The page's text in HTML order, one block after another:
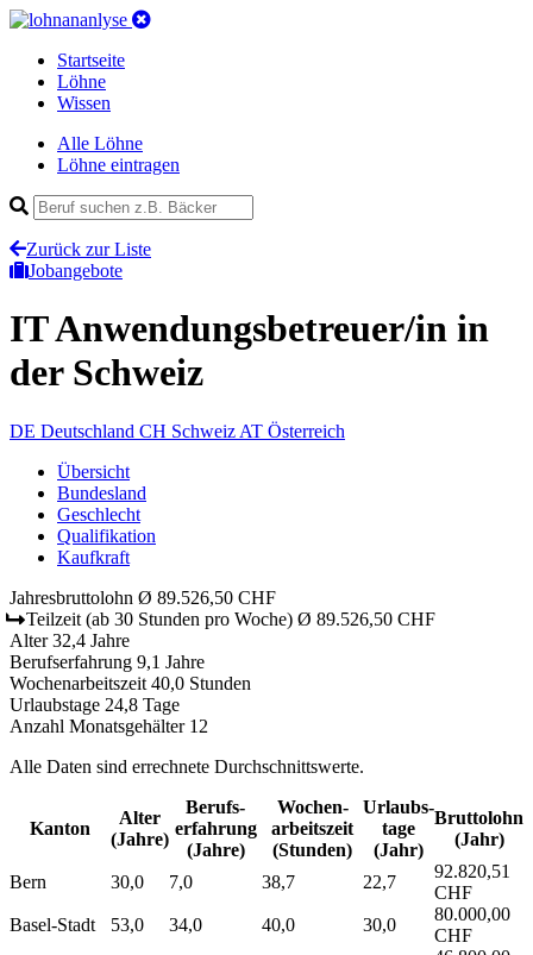
Startseite
Löhne
Wissen
Alle Löhne
Löhne eintragen
Zurück zur Liste
Jobangebote
IT Anwendungsbetreuer/in in
der Schweiz
DE Deutschland CH Schweiz AT Österreich
Übersicht
Bundesland
Geschlecht
Qualifikation
Kaufkraft
Jahresbruttolohn Ø 89.526,50 CHF
Teilzeit (ab 30 Stunden pro Woche) Ø 89.526,50 CHF
Alter 32,4 Jahre
Berufserfahrung 9,1 Jahre
Wochenarbeitszeit 40,0 Stunden
Urlaubstage 24,8 Tage
Anzahl Monatsgehälter 12
Alle Daten sind errechnete Durchschnittswerte.
Kanton
Alter
(Jahre)
Berufs­
erfahrung
(Jahre)
Wochen­
arbeitszeit
(Stunden)
Urlaubs­
tage
(Jahr)
Bruttolohn
(Jahr)
Bern 30,0 7,0 38,7 22,7
92.820,51
CHF
Basel-Stadt
53,0 34,0 40,0 30,0
80.000,00
CHF